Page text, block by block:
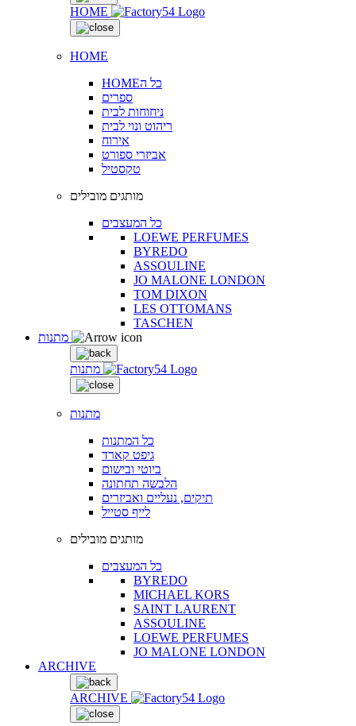
HOME
HOME
HOMEכל ה
ספרים
ניחוחות לבית
ריהוט ונוי לבית
אירוח
אביזרי ספורט
טקסטיל
מותגים מובילים
כל המעצבים
LOEWE PERFUMES
BYREDO
ASSOULINE
JO MALONE LONDON
TOM DIXON
LES OTTOMANS
TASCHEN
מתנות
מתנות
כל המתנות
גיפט קארד
ביוטי ובישום
הלבשה תחתונה
תיקים, נעליים ואביזרים
לייף סטייל
מותגים מובילים
כל המעצבים
BYREDO
MICHAEL KORS
SAINT LAURENT
ASSOULINE
LOEWE PERFUMES
JO MALONE LONDON
ARCHIVE
ARCHIVE